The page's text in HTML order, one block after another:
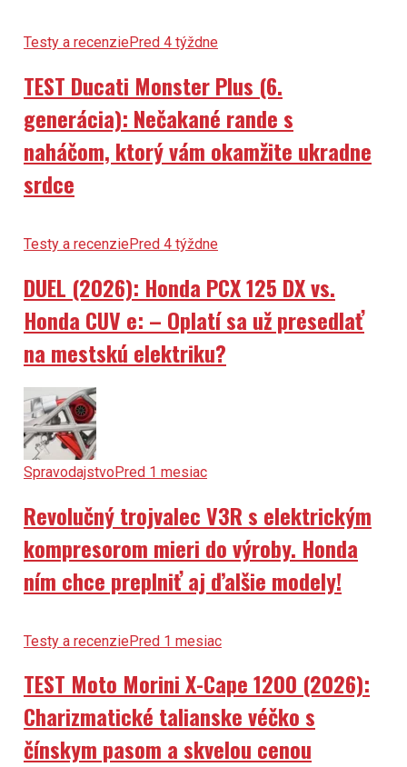
Testy a recenziePred 4 týždne
TEST Ducati Monster Plus (6.
generácia): Nečakané rande s
naháčom, ktorý vám okamžite ukradne
srdce
Testy a recenziePred 4 týždne
DUEL (2026): Honda PCX 125 DX vs.
Honda CUV e: – Oplatí sa už presedlať
na mestskú elektriku?
SpravodajstvoPred 1 mesiac
Revolučný trojvalec V3R s elektrickým
kompresorom mieri do výroby. Honda
ním chce preplniť aj ďalšie modely!
Testy a recenziePred 1 mesiac
TEST Moto Morini X-Cape 1200 (2026):
Charizmatické talianske véčko s
čínskym pasom a skvelou cenou